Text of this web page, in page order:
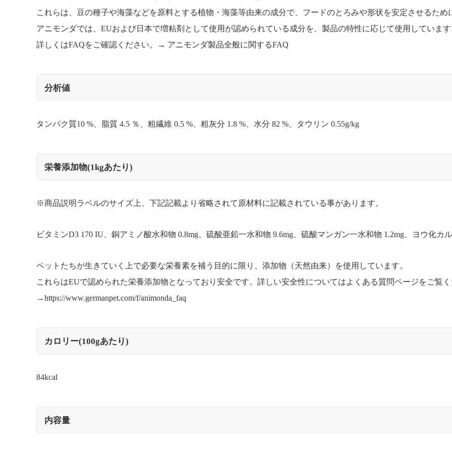
これらは、豆の種子や海藻などを原料とする植物・海藻等由来の成分で、フードのとろみや形状を安定させるため
アニモンダでは、EUおよび日本で増粘剤として使用が認められている成分を、製品の特性に応じて使用しています
詳しくはFAQをご確認ください。→ アニモンダ製品全般に関するFAQ
分析値
タンパク質10 %、脂質 4.5 ％、粗繊維 0.5 %、粗灰分 1.8 %、水分 82 %、タウリン 0.55g/kg
栄養添加物(1kgあたり)
※商品説明ラベルのサイズ上、下記記載より省略されて原材料に記載されている事があります。
ビタミンD3 170 IU、銅アミノ酸水和物 0.8mg、硫酸亜鉛一水和物 9.6mg、硫酸マンガン一水和物 1.2mg、ヨウ化カ
ペットたちが生きていく上で必要な栄養素を補う目的に限り、添加物（天然由来）を使用しています。
これらはEUで認められた栄養添加物となっており安全です。詳しい安全性についてはよくある質問ページをご覧く
→https://www.germanpet.com/f/animonda_faq
カロリー(100gあたり)
84kcal
内容量